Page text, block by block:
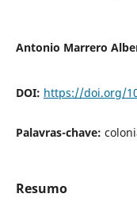
Antonio Marrero
DOI: https://doi.org/
Palavras-chave:
Resumo